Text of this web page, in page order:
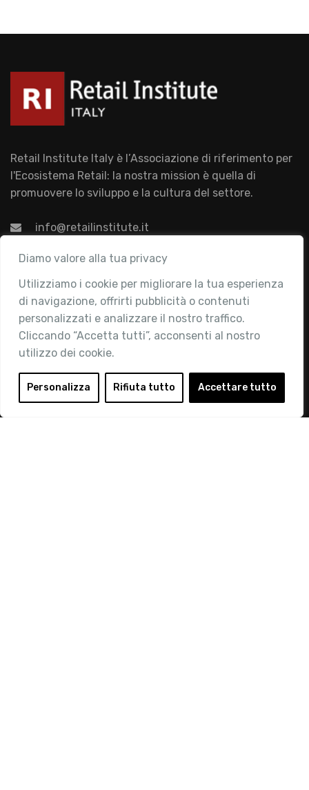
Diamo valore alla tua privacy
Utilizziamo i cookie per migliorare la tua esperienza
di navigazione, offrirti pubblicità o contenuti
personalizzati e analizzare il nostro traffico.
Cliccando “Accetta tutti”, acconsenti al nostro
utilizzo dei cookie.
Personalizza Rifiuta tutto Accettare tutto
Retail Institute Italy è l’Associazione di riferimento per
l'Ecosistema Retail: la nostra mission è quella di
promuovere lo sviluppo e la cultura del settore.
info@retailinstitute.it
Associazione
Chi siamo
Attività
Contatti
Area Riservata
Login
Diventa Socio